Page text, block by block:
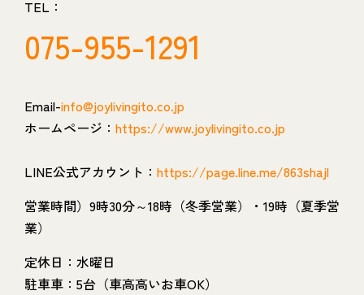
TEL：
075-955-1291
Email-info@joylivingito.co.jp
ホームページ： https://www.joylivingito.co.jp
LINE公式アカウント： https://page.line.me/863shajl
営業時間）9時30分～18時（冬季営業）・19時（夏季営
業）
定休日：水曜日
駐車車：5台（車高高いお車OK）